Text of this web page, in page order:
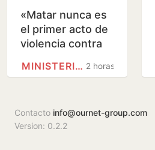
«Matar nunca es
el primer acto de
violencia contra
último; debemos
2 horas
MINISTERIO PÚBLICO
Contacto info@ournet-group.com
Version: 0.2.2